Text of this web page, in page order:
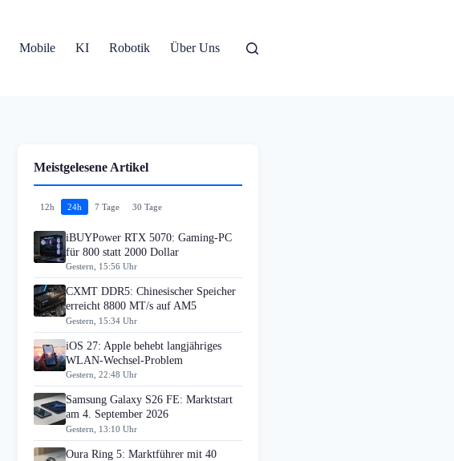
Mobile KI Robotik Über Uns
Meistgelesene Artikel
12h 24h 7 Tage 30 Tage
iBUYPower RTX 5070: Gaming-PC
für 800 statt 2000 Dollar
Gestern, 15:56 Uhr
CXMT DDR5: Chinesischer Speicher
erreicht 8800 MT/s auf AM5
Gestern, 15:34 Uhr
iOS 27: Apple behebt langjähriges
WLAN-Wechsel-Problem
Gestern, 22:48 Uhr
Samsung Galaxy S26 FE: Marktstart
am 4. September 2026
Gestern, 13:10 Uhr
Oura Ring 5: Marktführer mit 40